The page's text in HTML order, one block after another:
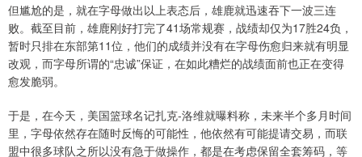
但尴尬的是，就在字母做出以上表态后，雄鹿就迅速吞下一波三连
败。截至目前，雄鹿刚好打完了41场常规赛，战绩却仅为17胜24负，
暂时只排在东部第11位，他们的成绩并没有在字母伤愈归来就有明显
改观，而字母所谓的“忠诚”保证，在如此糟烂的战绩面前也正在变得
愈发脆弱。
于是，在今天，美国篮球名记扎克-洛维就曝料称，未来半个多月时间
里，字母依然存在随时反悔的可能性，他依然有可能提请交易，而联
盟中很多球队之所以没有急于做操作，都是在考虑保留全套筹码，等